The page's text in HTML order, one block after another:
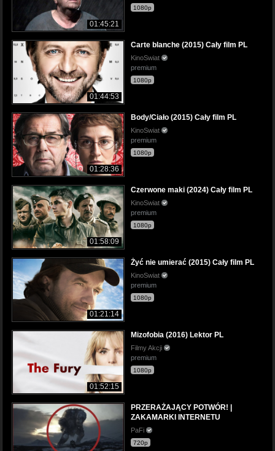
01:45:21
1080p
01:44:53
Carte blanche (2015) Cały film PL
KinoSwiat
premium
1080p
01:28:36
Body/Ciało (2015) Cały film PL
KinoSwiat
premium
1080p
01:58:09
Czerwone maki (2024) Cały film PL
KinoSwiat
premium
1080p
01:21:14
Żyć nie umierać (2015) Cały film PL
KinoSwiat
premium
1080p
01:52:15
Mizofobia (2016) Lektor PL
Filmy Akcji
premium
1080p
PRZERAŻAJĄCY POTWÓR! |
ZAKAMARKI INTERNETU
PaFi
720p